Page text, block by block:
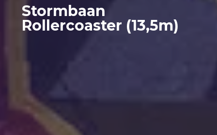
Stormbaan
Rollercoaster (13,5m)